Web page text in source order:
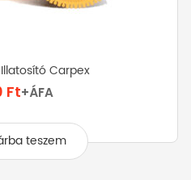
Carpex
Ft+ÁFA
teszem